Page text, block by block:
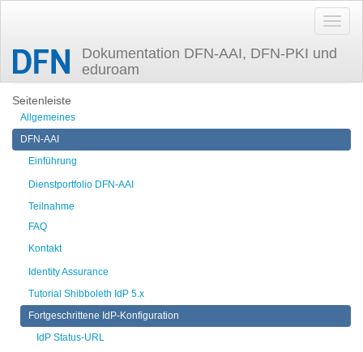
Dokumentation DFN-AAI, DFN-PKI und
eduroam
Zuletzt angesehen archiv
Seitenleiste
Allgemeines
DFN-AAI
Einführung
Dienstportfolio DFN-AAI
Teilnahme
FAQ
Kontakt
Identity Assurance
Tutorial Shibboleth IdP 5.x
Fortgeschrittene IdP-Konfiguration
IdP Status-URL